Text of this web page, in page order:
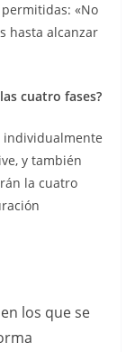
«No
hasta alcanzar
cuatro fases?
individualmente
y también
la cuatro
los que se